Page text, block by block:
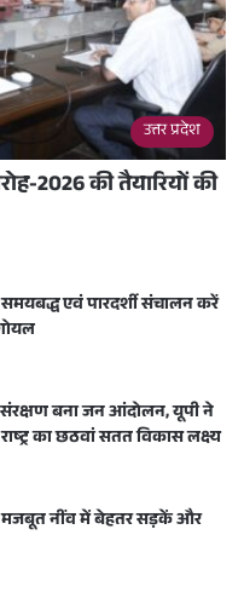
उत्तर प्रदेश
2026 की तैयारियों की
समयबद्ध एवं पारदर्शी संचालन करें
बना जन आंदोलन, यूपी ने
का छठवां सतत विकास लक्ष्य
मजबूत नींव में बेहतर सड़कें और